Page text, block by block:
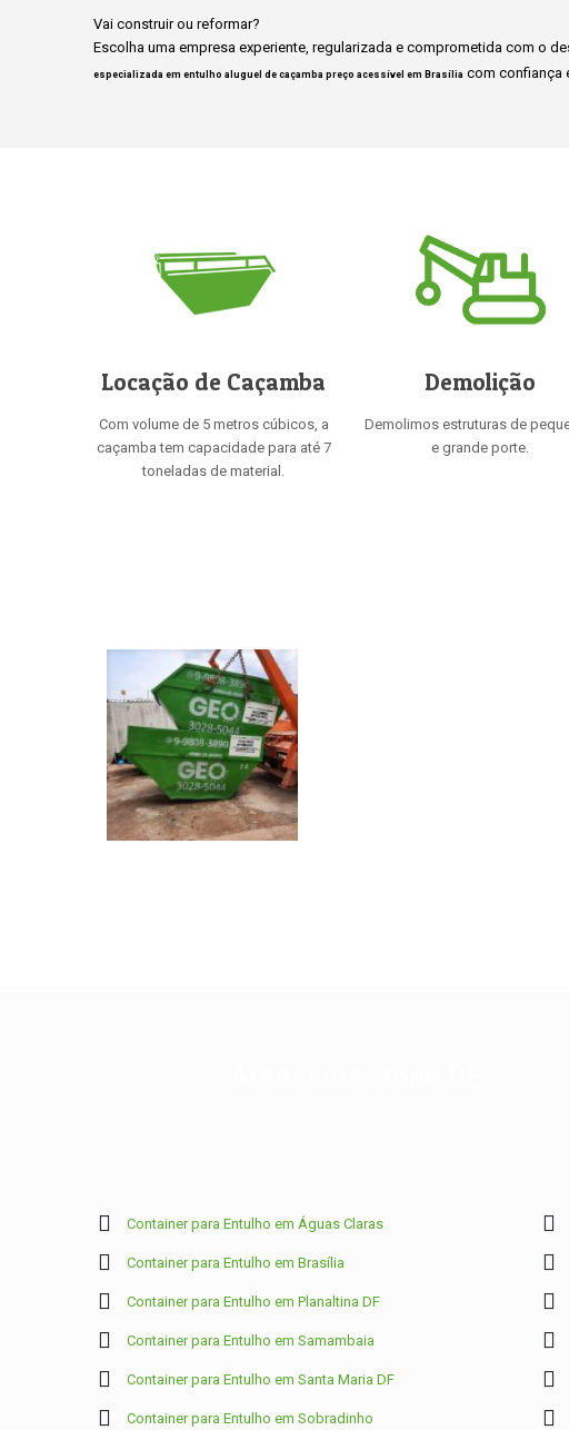
Vai construir ou reformar?
Escolha uma empresa experiente, regularizada e comprometida com o
especializada em entulho aluguel de caçamba preço acessível em Brasília com confiança
Locação de Caçamba
Com volume de 5 metros cúbicos, a
caçamba tem capacidade para até 7
toneladas de material.
Demolição
Demolimos estruturas de
e grande porte.
Container para Entulho em Águas Claras
Container para Entulho em Brasília
Container para Entulho em Planaltina DF
Container para Entulho em Samambaia
Container para Entulho em Santa Maria DF
Container para Entulho em Sobradinho